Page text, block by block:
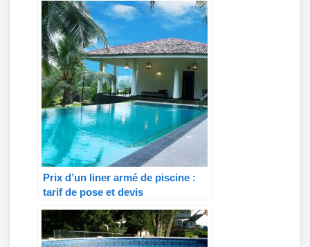
Prix d’un liner armé de piscine :
tarif de pose et devis